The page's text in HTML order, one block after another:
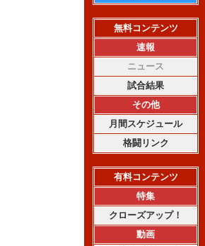
無料コンテンツ
速報
ニュース
試合結果
その他
月間スケジュール
格闘リンク
有料コンテンツ
特集
クローズアップ！
動画